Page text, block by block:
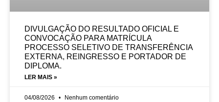
DIVULGAÇÃO DO RESULTADO OFICIAL E
CONVOCAÇÃO PARA MATRÍCULA
PROCESSO SELETIVO DE TRANSFERÊNCIA
EXTERNA, REINGRESSO E PORTADOR DE
DIPLOMA.
LER MAIS »
04/08/2026 Nenhum comentário